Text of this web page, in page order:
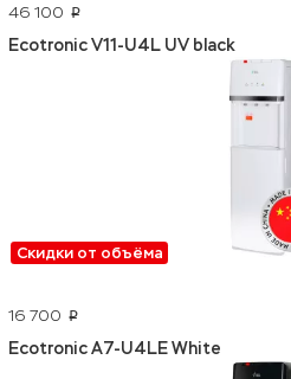
46 100 p
Ecotronic V11-U4L UV black
Скидки от объёма
16 700 p
Ecotronic A7-U4LE White